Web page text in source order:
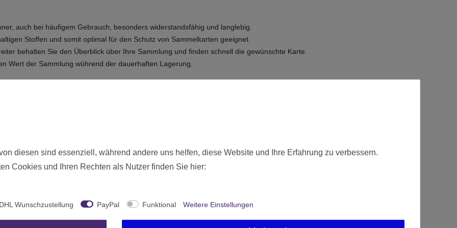
auch bei häufigem Gebrauch, besonders widerstandsfähig und langlebig.
Stoffen und somit optimal für den Schutz von Sammelkarten geeignet.
behalten Sie den Überblick über Ihre Sammlung und finden schnell die gewünschte Karte.
Wert der Sammlung wührend der dauerhaften Lagerung.
Neu
1325
Ultimate Guard
Deutschland
diesen sind essenziell, während andere uns helfen, diese Website und Ihre Erfahrung zu verbessern.
Cookies und Ihren Rechten als Nutzer finden Sie hier:
DHL Wunschzustellung PayPal Funktional Weitere Einstellungen